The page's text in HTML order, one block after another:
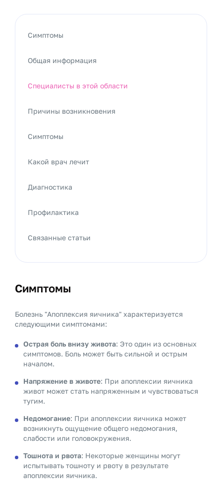
Симптомы
Болезнь "Апоплексия яичника" характеризуется
следующими симптомами:
Острая боль внизу живота: Это один из основных
симптомов. Боль может быть сильной и острым
началом.
Напряжение в животе: При апоплексии яичника
живот может стать напряженным и чувствоваться
тугим.
Недомогание: При апоплексии яичника может
возникнуть ощущение общего недомогания,
слабости или головокружения.
Тошнота и рвота: Некоторые женщины могут
испытывать тошноту и рвоту в результате
апоплексии яичника.
Симптомы
Общая информация
Специалисты в этой области
Причины возникновения
Симптомы
Какой врач лечит
Диагностика
Профилактика
Связанные статьи